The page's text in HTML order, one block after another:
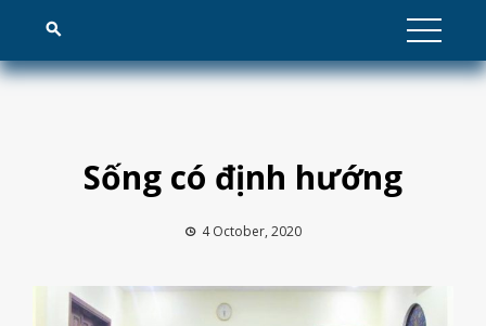
Skip
Sống có định hướng
4 October, 2020